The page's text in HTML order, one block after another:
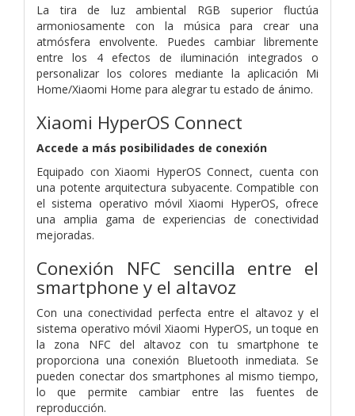
La tira de luz ambiental RGB superior fluctúa
armoniosamente con la música para crear una
atmósfera envolvente. Puedes cambiar libremente
entre los 4 efectos de iluminación integrados o
personalizar los colores mediante la aplicación Mi
Home/Xiaomi Home para alegrar tu estado de ánimo.
Xiaomi HyperOS Connect
Accede a más posibilidades de conexión
Equipado con Xiaomi HyperOS Connect, cuenta con
una potente arquitectura subyacente.Compatible con
el sistema operativo móvil Xiaomi HyperOS, ofrece
una amplia gama de experiencias de conectividad
mejoradas.
Conexión NFC sencilla entre el
smartphone y el altavoz
Con una conectividad perfecta entre el altavoz y el
sistema operativo móvil Xiaomi HyperOS, un toque en
la zona NFC del altavoz con tu smartphone te
proporciona una conexión Bluetooth inmediata. Se
pueden conectar dos smartphones al mismo tiempo,
lo que permite cambiar entre las fuentes de
reproducción.